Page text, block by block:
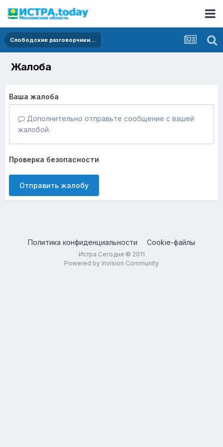
Слободские разговорчики...
Жалоба
Ваша жалоба
Дополнительно отправьте сообщение с вашей
жалобой.
Проверка безопасности
Отправить жалобу
Политика конфиденциальности Cookie-файлы
Истра.Сегодня © 2011
Powered by Invision Community